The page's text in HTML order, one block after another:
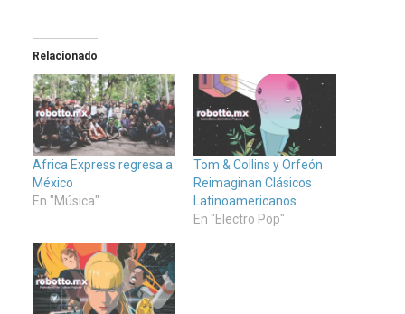
Relacionado
Africa Express regresa a
México
En "Música"
Tom & Collins y Orfeón
Reimaginan Clásicos
Latinoamericanos
En "Electro Pop"